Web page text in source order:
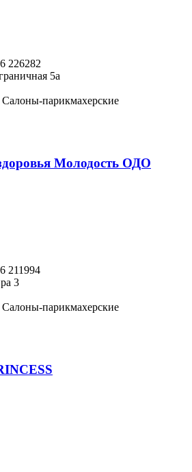
226282
5а
парикмахерские
Молодость ОДО
211994
3
парикмахерские